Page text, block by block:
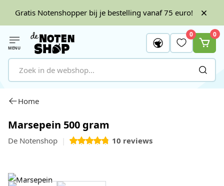
Gratis Notenshopper bij je bestelling vanaf 75 euro!
Ga naar de inhoud
MENU
0 0
Home
Marsepein 500 gram
10 reviews
De Notenshop